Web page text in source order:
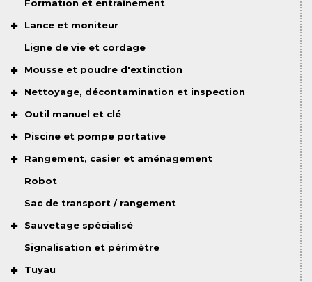
Formation et entraînement
Lance et moniteur
Ligne de vie et cordage
Mousse et poudre d'extinction
Nettoyage, décontamination et inspection
Outil manuel et clé
Piscine et pompe portative
Rangement, casier et aménagement
Robot
Sac de transport / rangement
Sauvetage spécialisé
Signalisation et périmètre
Tuyau